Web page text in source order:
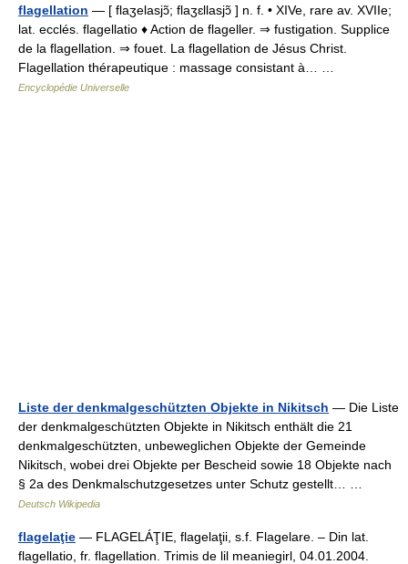
flagellation — [ flaʒelasjɔ̃; flaʒɛllasjɔ̃ ] n. f. • XIVe, rare av. XVIIe;
lat. ecclés. flagellatio ♦ Action de flageller. ⇒ fustigation. Supplice
de la flagellation. ⇒ fouet. La flagellation de Jésus Christ.
Flagellation thérapeutique : massage consistant à… …
Encyclopédie Universelle
Liste der denkmalgeschützten Objekte in Nikitsch — Die Liste
der denkmalgeschützten Objekte in Nikitsch enthält die 21
denkmalgeschützten, unbeweglichen Objekte der Gemeinde
Nikitsch, wobei drei Objekte per Bescheid sowie 18 Objekte nach
§ 2a des Denkmalschutzgesetzes unter Schutz gestellt… …
Deutsch Wikipedia
flagelaţie — FLAGELÁŢIE, flagelaţii, s.f. Flagelare. – Din lat.
flagellatio, fr. flagellation. Trimis de lil meaniegirl, 04.01.2004.